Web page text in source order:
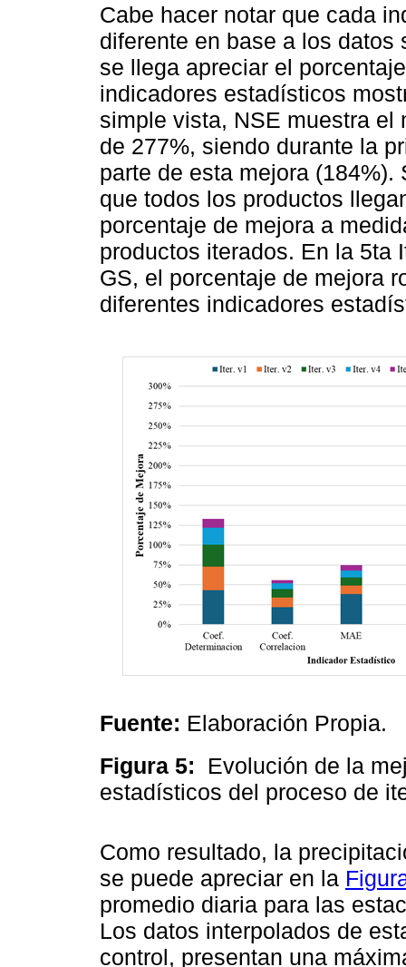
Cabe hacer notar que cada
diferente en base a los
se llega apreciar el
indicadores estadísticos
simple vista, NSE muestra el
de 277%, siendo durante la
parte de esta mejora
que todos los productos
porcentaje de mejora a
productos iterados. En la 5ta
GS, el porcentaje de mejora
diferentes indicadores
Fuente: Elaboración Propia.
Figura 5: Evolución de la
estadísticos del proceso de
Como resultado, la
se puede apreciar en la
promedio diaria para las
Los datos interpolados de
control, presentan una